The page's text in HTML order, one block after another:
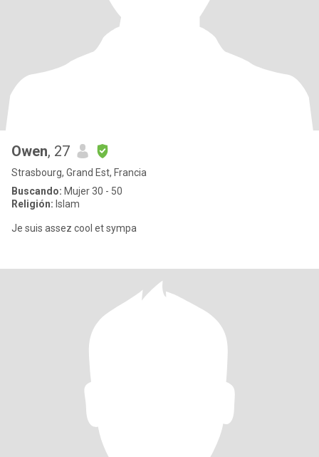
Owen, 27
Strasbourg, Grand Est, Francia
Buscando: Mujer 30 - 50
Religión: Islam
Je suis assez cool et sympa